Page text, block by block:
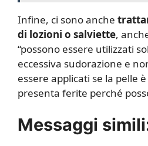
Infine, ci sono anche
di lozioni o salviette,
“possono essere utilizzati
eccessiva sudorazione e
essere applicati se la pelle
presenta ferite perché
Messaggi